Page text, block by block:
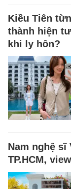
Kiều Tiên
thành hiện
khi ly hôn?
Nam nghệ
TP.HCM,